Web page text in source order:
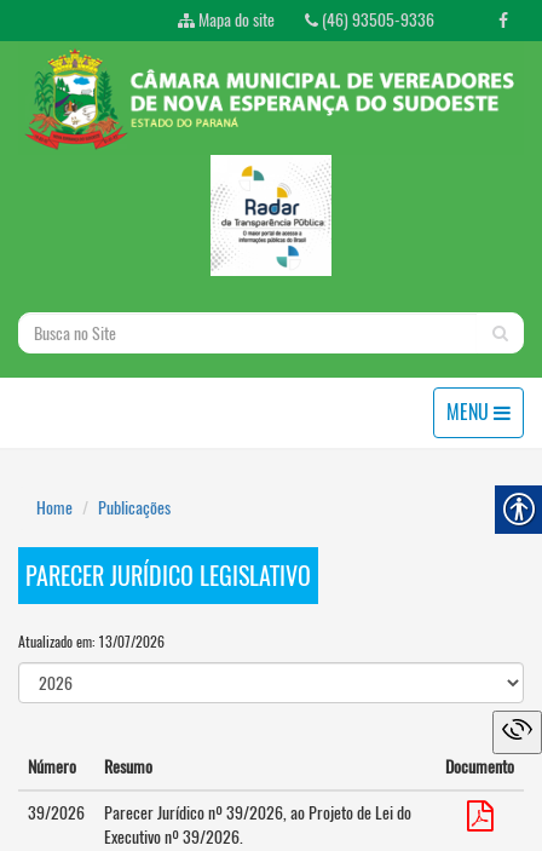
Mapa do site (46) 93505-9336
MENU
Home Publicações
PARECER JURÍDICO LEGISLATIVO
Atualizado em: 13/07/2026
Número Resumo
Documento
39/2026
Parecer Jurídico nº 39/2026, ao Projeto de Lei do
Executivo nº 39/2026.